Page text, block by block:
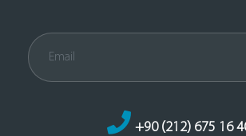
+90 (212) 675 16